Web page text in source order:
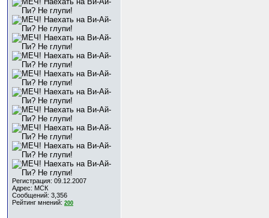
Регистрация: 09.12.2007
Адрес: МСК
Сообщений: 3,356
Рейтинг мнений: 200